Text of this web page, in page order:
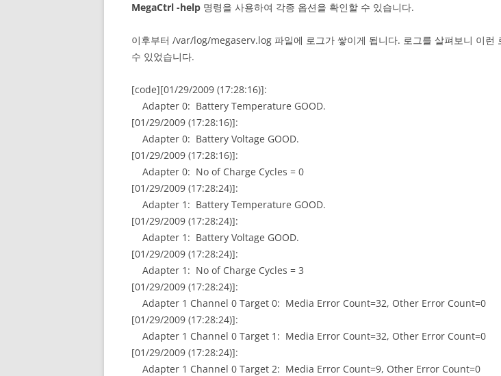
MegaCtrl -help 명령을 사용하여 각종 옵션을 확인할 수 있습니다.
이후부터 /var/log/megaserv.log 파일에 로그가 쌓이게 됩니다. 로그를 살펴보니 이런
수 있었습니다.
[code][01/29/2009 (17:28:16)]:
Adapter 0: Battery Temperature GOOD.
[01/29/2009 (17:28:16)]:
Adapter 0: Battery Voltage GOOD.
[01/29/2009 (17:28:16)]:
Adapter 0: No of Charge Cycles = 0
[01/29/2009 (17:28:24)]:
Adapter 1: Battery Temperature GOOD.
[01/29/2009 (17:28:24)]:
Adapter 1: Battery Voltage GOOD.
[01/29/2009 (17:28:24)]:
Adapter 1: No of Charge Cycles = 3
[01/29/2009 (17:28:24)]:
Adapter 1 Channel 0 Target 0: Media Error Count=32, Other Error Count=0
[01/29/2009 (17:28:24)]:
Adapter 1 Channel 0 Target 1: Media Error Count=32, Other Error Count=0
[01/29/2009 (17:28:24)]:
Adapter 1 Channel 0 Target 2: Media Error Count=9, Other Error Count=0